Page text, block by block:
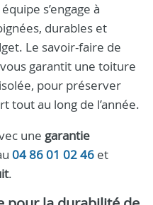
s’engage à
durables et
Le savoir-faire de
garantit une toiture
pour préserver
tout au long de l’année.
une garantie
04 86 01 02 46 et
.